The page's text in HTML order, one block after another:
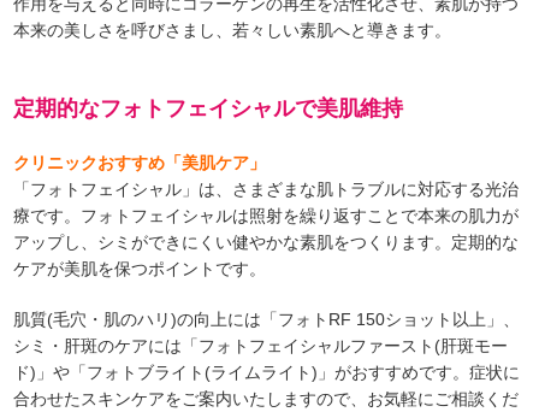
本来の美しさを呼びさまし、若々しい素肌へと導きます。
定期的なフォトフェイシャルで美肌維持
クリニックおすすめ「美肌ケア」
「フォトフェイシャル」は、さまざまな肌トラブルに対応する光治
療です。フォトフェイシャルは照射を繰り返すことで本来の肌力が
アップし、シミができにくい健やかな素肌をつくります。定期的な
ケアが美肌を保つポイントです。
肌質(毛穴・肌のハリ)の向上には「フォトRF 150ショット以上」、
シミ・肝斑のケアには「フォトフェイシャルファースト(肝斑モー
ド)」や「フォトブライト(ライムライト)」がおすすめです。症状に
合わせたスキンケアをご案内いたしますので、お気軽にご相談くだ